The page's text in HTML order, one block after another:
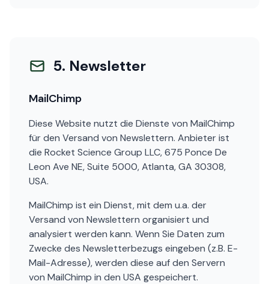
5. Newsletter
MailChimp
Diese Website nutzt die Dienste von MailChimp
für den Versand von Newslettern. Anbieter ist
die Rocket Science Group LLC, 675 Ponce De
Leon Ave NE, Suite 5000, Atlanta, GA 30308,
USA.
MailChimp ist ein Dienst, mit dem u.a. der
Versand von Newslettern organisiert und
analysiert werden kann. Wenn Sie Daten zum
Zwecke des Newsletterbezugs eingeben (z.B. E-
Mail-Adresse), werden diese auf den Servern
von MailChimp in den USA gespeichert.